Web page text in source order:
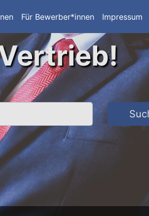
Für Bewerber*innen Impressum